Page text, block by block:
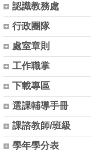
認識教務處
行政團隊
處室章則
工作職掌
下載專區
選課輔導手冊
課諮教師/班級
學年學分表